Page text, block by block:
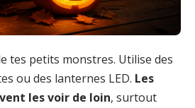
tes petits monstres. Utilise des
ou des lanternes LED. Les
les voir de loin, surtout